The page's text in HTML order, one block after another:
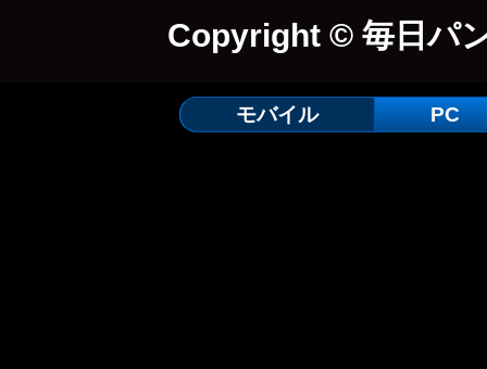
Copyright © 毎日パ
モバイル PC